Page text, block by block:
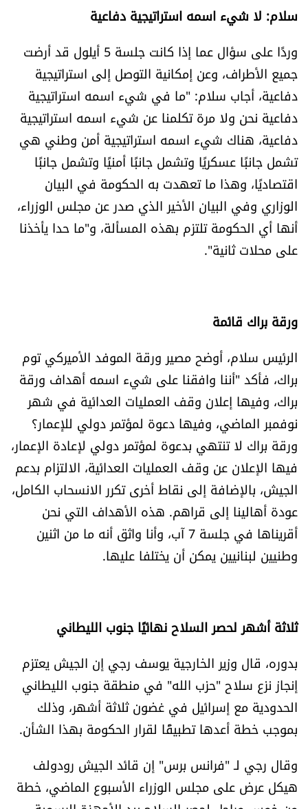
سلام: لا شيء اسمه استراتيجية دفاعية
وردًا على سؤال عما إذا كانت جلسة 5 أيلول قد أرضت
جميع الأطراف، وعن إمكانية التوصل إلى استراتيجية
دفاعية، أجاب سلام: "ما في شيء اسمه استراتيجية
دفاعية نحن ولا مرة تكلمنا عن شيء اسمه استراتيجية
دفاعية، هناك شيء اسمه استراتيجية أمن وطني هي
تشمل جانبًا عسكريًا وتشمل جانبًا أمنيًا وتشمل جانبًا
اقتصاديًا، وهذا ما تعهدت به الحكومة في البيان
الوزاري وفي البيان الأخير الذي صدر عن مجلس الوزراء،
أنها أي الحكومة تلتزم بهذه المسألة، و"ما حدا يأخذنا
على محلات ثانية".
ورقة براك قائمة
الرئيس سلام، أوضح مصير ورقة الموفد الأميركي توم
براك، فأكد "أننا وافقنا على شيء اسمه أهداف ورقة
براك، وفيها إعلان وقف العمليات العدائية في شهر
نوفمبر الماضي، وفيها دعوة لمؤتمر دولي للإعمار؟
ورقة براك لا تنتهي بدعوة لمؤتمر دولي لإعادة الإعمار،
فيها الإعلان عن وقف العمليات العدائية، الالتزام بدعم
الجيش، بالإضافة إلى نقاط أخرى تكرر الانسحاب الكامل،
عودة أهالينا إلى قراهم. هذه الأهداف التي نحن
أقريناها في جلسة 7 آب، وأنا واثق أنه ما من اثنين
وطنيين لبنانيين يمكن أن يختلفا عليها.
ثلاثة أشهر لحصر السلاح نهائيًا جنوب الليطاني
بدوره، قال وزير الخارجية يوسف رجي إن الجيش يعتزم
إنجاز نزع سلاح "حزب الله" في منطقة جنوب الليطاني
الحدودية مع إسرائيل في غضون ثلاثة أشهر، وذلك
بموجب خطة أعدها تطبيقًا لقرار الحكومة بهذا الشأن.
وقال رجي لـ "فرانس برس" إن قائد الجيش رودولف
هيكل عرض على مجلس الوزراء الأسبوع الماضي، خطة